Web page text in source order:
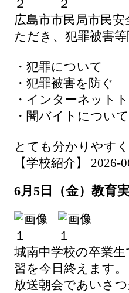
広島市市民局市民
ただき、犯罪被害
・犯罪について
・犯罪被害を防ぐ
・インターネット
・闇バイトについて
とても分かりやす
【学校紹介】 2026-
6月5日（金）教育
城南中学校の卒業
習を今日終えます。
放送朝会であいさ